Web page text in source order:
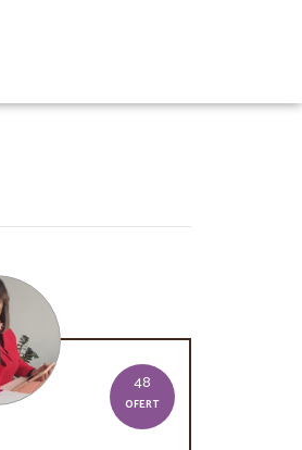
48
OFERT